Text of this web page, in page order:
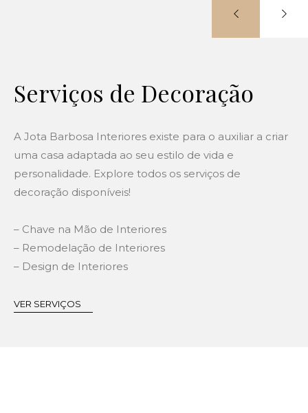
Serviços de Decoração
A Jota Barbosa Interiores existe para o auxiliar a criar
uma casa adaptada ao seu estilo de vida e
personalidade. Explore todos os serviços de
decoração disponíveis!
– Chave na Mão de Interiores
– Remodelação de Interiores
– Design de Interiores
VER SERVIÇOS